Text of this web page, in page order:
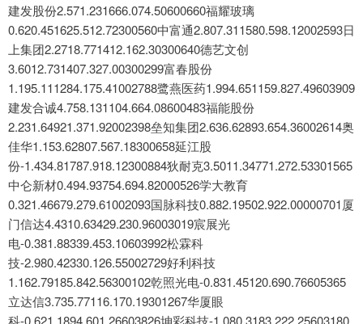
建发股份2.571.231666.074.50600660福耀玻璃
0.620.451625.512.72300560中富通2.807.311580.598.12002593日
上集团2.2718.771412.162.30300640德艺文创
3.6012.731407.327.00300299富春股份
1.195.111284.175.41002788鹭燕医药1.994.651159.827.49603909
建发合诚4.758.131104.664.08600483福能股份
2.231.64921.371.92002398垒知集团2.636.62893.654.36002614奥
佳华1.153.62807.567.18300658延江股
份-1.434.81787.918.12300884狄耐克3.5011.34771.272.53301565
中仑新材0.494.93754.694.82000526学大教育
0.321.46679.279.61002093国脉科技0.882.19502.922.00000701厦
门信达4.4310.63429.230.96003019宸展光
电-0.381.88339.453.10603992松霖科
技-2.980.42330.126.55002729好利科技
1.162.79185.842.56300102乾照光电-0.831.45120.690.76605365
立达信3.735.77116.170.19301267华厦眼
科-0.621.1894.601.26603826坤彩科技-1.080.3183.222.25603180